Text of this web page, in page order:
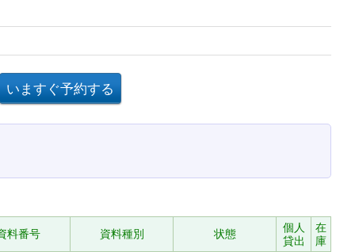
料番号 資料種別 状態
個人
貸出
在
庫